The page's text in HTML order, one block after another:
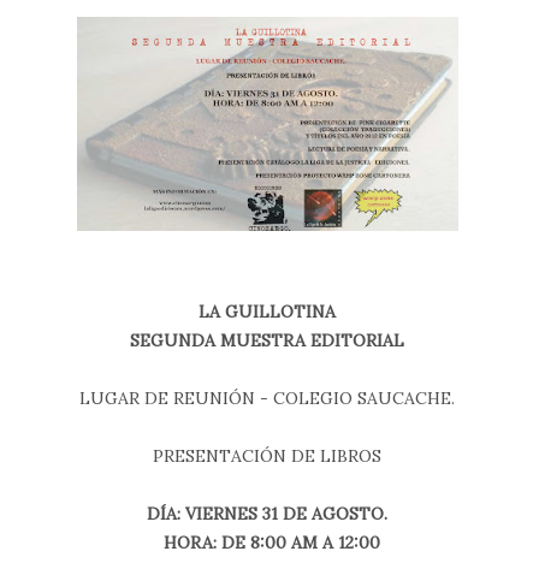
LA GUILLOTINA
SEGUNDA MUESTRA EDITORIAL
LUGAR DE REUNIÓN - COLEGIO SAUCACHE.
PRESENTACIÓN DE LIBROS
DÍA: VIERNES 31 DE AGOSTO.
HORA: DE 8:00 AM A 12:00